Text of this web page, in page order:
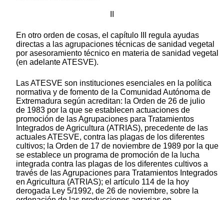
En otro orden de cosas, el capítulo III regula ayudas
directas a las agrupaciones técnicas de sanidad vegetal
por asesoramiento técnico en materia de sanidad vegetal
(en adelante ATESVE).
Las ATESVE son instituciones esenciales en la política
normativa y de fomento de la Comunidad Autónoma de
Extremadura según acreditan: la Orden de 26 de julio
de 1983 por la que se establecen actuaciones de
promoción de las Agrupaciones para Tratamientos
Integrados de Agricultura (ATRIAS), precedente de las
actuales ATESVE, contra las plagas de los diferentes
cultivos; la Orden de 17 de noviembre de 1989 por la que
se establece un programa de promoción de la lucha
integrada contra las plagas de los diferentes cultivos a
través de las Agrupaciones para Tratamientos Integrados
en Agricultura (ATRIAS); el artículo 114 de la hoy
derogada Ley 5/1992, de 26 de noviembre, sobre la